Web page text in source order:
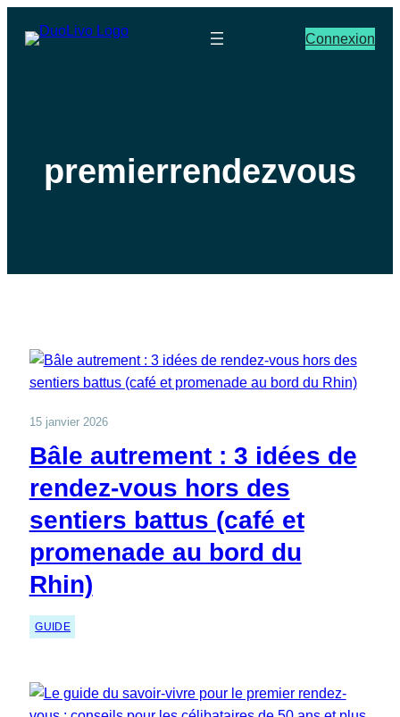
Connexion
premierrendezvous
15 janvier 2026
Bâle autrement : 3 idées de
rendez-vous hors des
sentiers battus (café et
promenade au bord du
Rhin)
GUIDE